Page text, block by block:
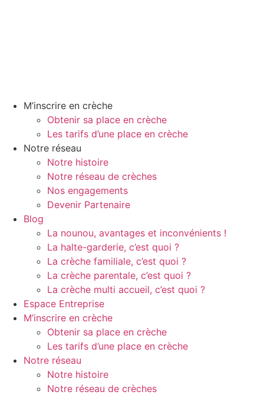
M’inscrire en crèche
Obtenir sa place en crèche
Les tarifs d’une place en crèche
Notre réseau
Notre histoire
Notre réseau de crèches
Nos engagements
Devenir Partenaire
Blog
La nounou, avantages et inconvénients !
La halte-garderie, c’est quoi ?
La crèche familiale, c’est quoi ?
La crèche parentale, c’est quoi ?
La crèche multi accueil, c’est quoi ?
Espace Entreprise
M’inscrire en crèche
Obtenir sa place en crèche
Les tarifs d’une place en crèche
Notre réseau
Notre histoire
Notre réseau de crèches